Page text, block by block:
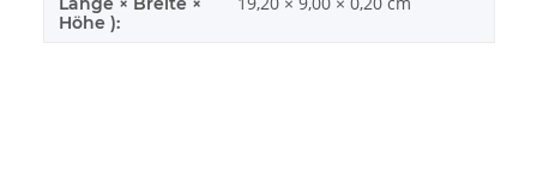
Höhe ):